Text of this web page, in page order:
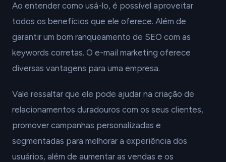
Ao entender como usá-lo, é possível aproveitar
todos os benefícios que ele oferece. Além de
garantir um bom ranqueamento de SEO com as
keywords corretas. O e-mail marketing oferece
diversas vantagens para uma empresa.
Vale ressaltar que ele pode ajudar na criação de
relacionamentos duradouros com os seus clientes,
promover campanhas personalizadas e
segmentadas para melhorar a experiência dos
usuários, além de aumentar as vendas e os